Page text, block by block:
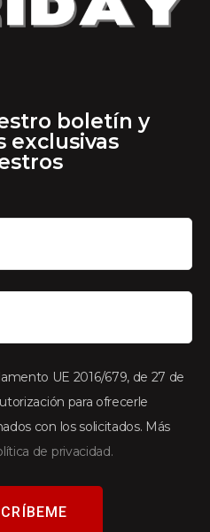
boletín y
exclusivas
UE 2016/679, de 27 de
para ofrecerle
con los solicitados. Más
de privacidad.